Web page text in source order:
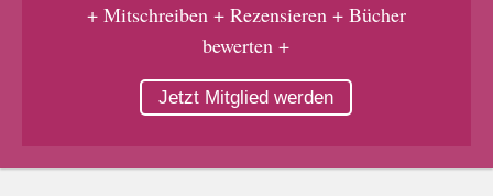
+ Mitschreiben + Rezensieren + Bücher
bewerten +
Jetzt Mitglied werden